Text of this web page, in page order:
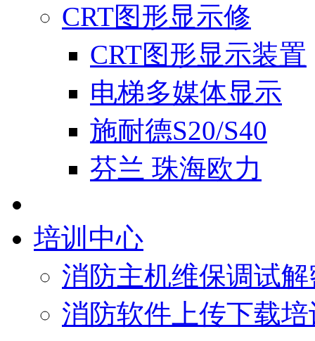
CRT图形显示修
CRT图形显示装置
电梯多媒体显示
施耐德S20/S40
芬兰 珠海欧力
培训中心
消防主机维保调试解
消防软件上传下载培